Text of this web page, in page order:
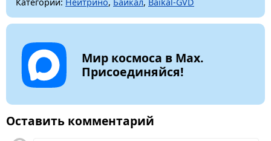
Мир космоса в Max.
Присоединяйся!
Оставить комментарий